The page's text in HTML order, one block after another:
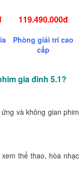
119.490.000đ
Phòng giải trí cao
cấp
gia đình 5.1?
và không gian phim
thể thao, hòa nhạc